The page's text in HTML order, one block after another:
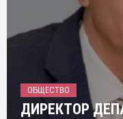
ОБЩЕСТВО
ДИРЕКТОР